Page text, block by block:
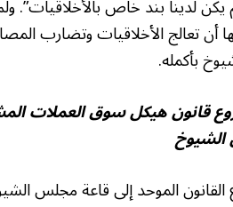
يكن لدينا بند خاص
أن تعالج الأخلاقيات وتضارب
بأكمله.
قانون هيكل سوق العملات
الموحد إلى قاعة مجلس